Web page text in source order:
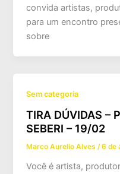
convida artistas,
para um encontro
sobre
Sem categoria
TIRA DÚVIDAS –
SEBERI – 19/02
Marco Aurelio Alves/6 de
Você é artista,